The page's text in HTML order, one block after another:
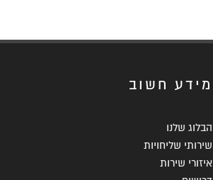
מידע חשוב
הבלוג שלנו
שירותי שליחויות
איזורי שירות